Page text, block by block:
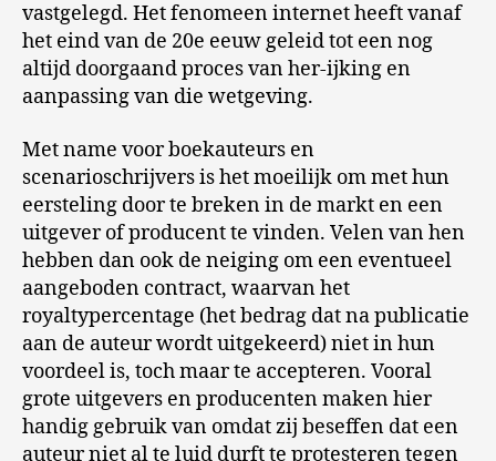
vastgelegd. Het fenomeen internet heeft vanaf
het eind van de 20e eeuw geleid tot een nog
altijd doorgaand proces van her-ijking en
aanpassing van die wetgeving.
Met name voor boekauteurs en
scenarioschrijvers is het moeilijk om met hun
eersteling door te breken in de markt en een
uitgever of producent te vinden. Velen van hen
hebben dan ook de neiging om een eventueel
aangeboden contract, waarvan het
royaltypercentage (het bedrag dat na publicatie
aan de auteur wordt uitgekeerd) niet in hun
voordeel is, toch maar te accepteren. Vooral
grote uitgevers en producenten maken hier
handig gebruik van omdat zij beseffen dat een
auteur niet al te luid durft te protesteren tegen